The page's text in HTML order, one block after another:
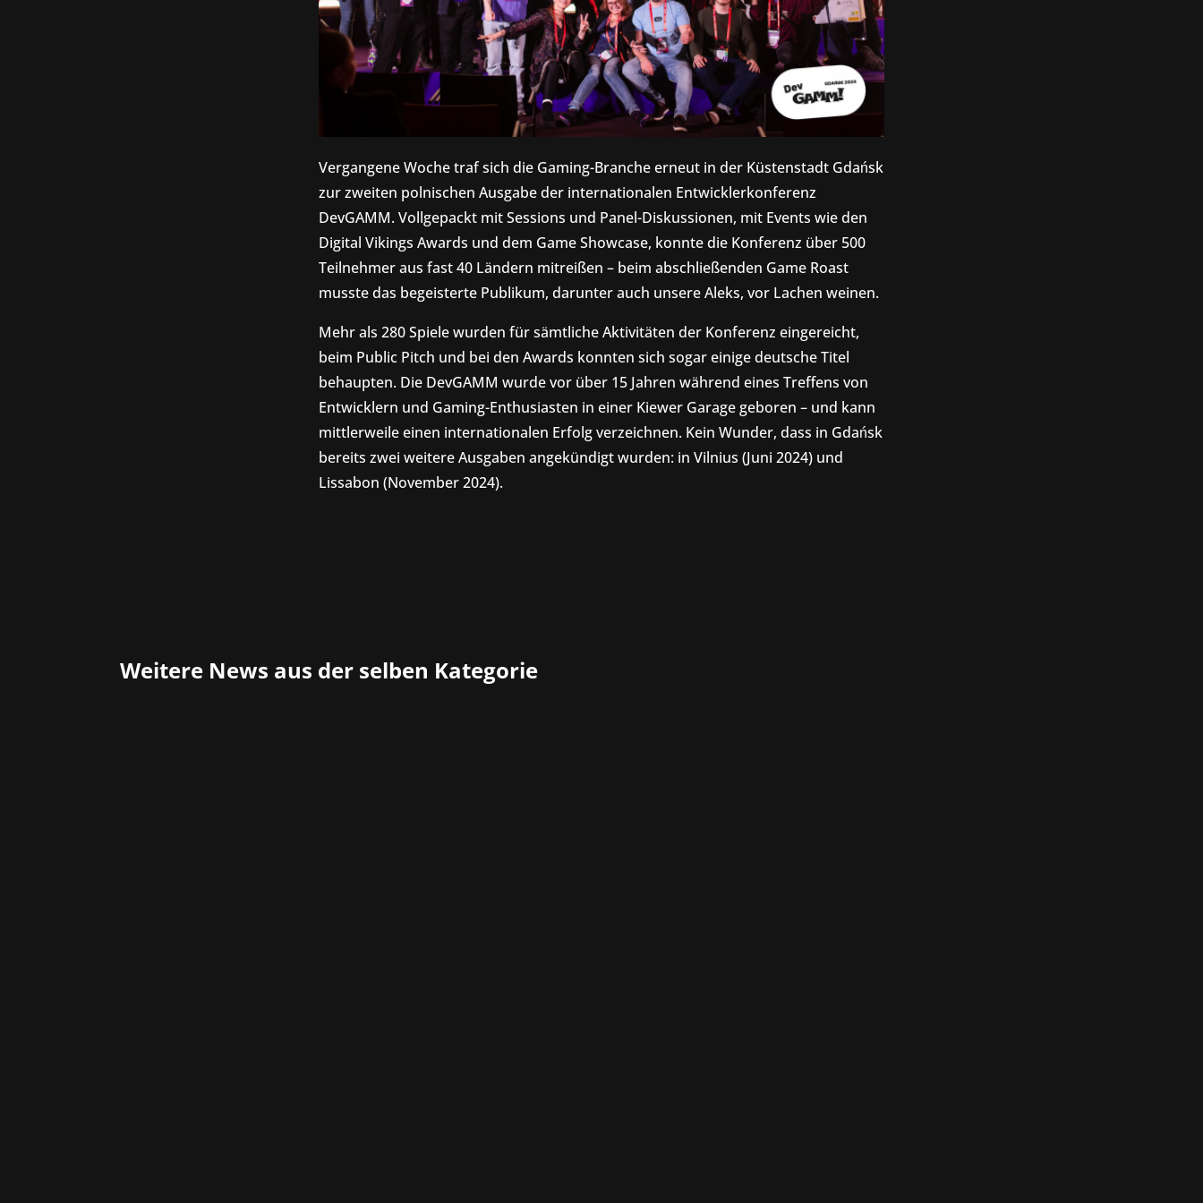
Vergangene Woche traf sich die Gaming-Branche erneut in der Küstenstadt Gdańsk
zur zweiten polnischen Ausgabe der internationalen Entwicklerkonferenz
DevGAMM. Vollgepackt mit Sessions und Panel-Diskussionen, mit Events wie den
Digital Vikings Awards und dem Game Showcase, konnte die Konferenz über 500
Teilnehmer aus fast 40 Ländern mitreißen – beim abschließenden Game Roast
musste das begeisterte Publikum, darunter auch unsere Aleks, vor Lachen weinen.
Mehr als 280 Spiele wurden für sämtliche Aktivitäten der Konferenz eingereicht,
beim Public Pitch und bei den Awards konnten sich sogar einige deutsche Titel
behaupten. Die DevGAMM wurde vor über 15 Jahren während eines Treffens von
Entwicklern und Gaming-Enthusiasten in einer Kiewer Garage geboren – und kann
mittlerweile einen internationalen Erfolg verzeichnen. Kein Wunder, dass in Gdańsk
bereits zwei weitere Ausgaben angekündigt wurden: in Vilnius (Juni 2024) und
Lissabon (November 2024).
Weitere News aus der selben Kategorie